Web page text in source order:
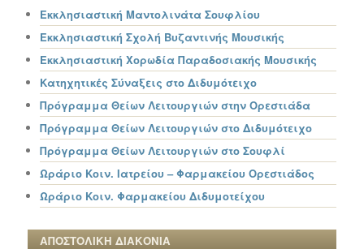
Εκκλησιαστική Μαντολινάτα Σουφλίου
Εκκλησιαστική Σχολή Βυζαντινής Μουσικής
Εκκλησιαστική Χορωδία Παραδοσιακής Μουσικής
Κατηχητικές Σύναξεις στο Διδυμότειχο
Πρόγραμμα Θείων Λειτουργιών στην Ορεστιάδα
Πρόγραμμα Θείων Λειτουργιών στο Διδυμότειχο
Πρόγραμμα Θείων Λειτουργιών στο Σουφλί
Ωράριο Κοιν. Ιατρείου – Φαρμακείου Ορεστιάδος
Ωράριο Κοιν. Φαρμακείου Διδυμοτείχου
ΑΠΟΣΤΟΛΙΚΗ ΔΙΑΚΟΝΙΑ